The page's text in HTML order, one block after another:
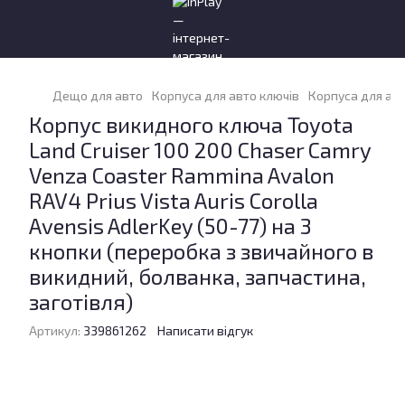
Дещо для авто Корпуса для авто ключів Корпуса для
Корпус викидного ключа Toyota
Land Cruiser 100 200 Chaser Camry
Venza Coaster Rammina Avalon
RAV4 Prius Vista Auris Corolla
Avensis AdlerKey (50-77) на 3
кнопки (переробка з звичайного в
викидний, болванка, запчастина,
заготівля)
Артикул: 339861262 Написати відгук